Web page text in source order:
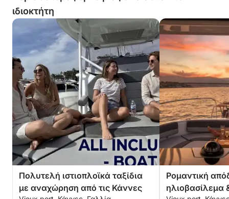
ζευγάρια, φίλους ή οικογένειες, για να
ανακαλύψουν τα πιο όμορφα αξιοθέατα της
Γαλλικής Ριβιέρας από τη θάλασσα.
ιδιοκτήτη
Πολυτελή ιστιοπλοϊκά ταξίδια
με αναχώρηση από τις Κάννες
Ρομαντική
ηλιοβασίλεμα